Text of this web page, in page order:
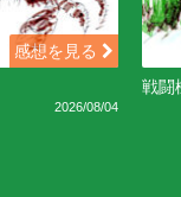
感想を見る
2026/08/04
戦闘